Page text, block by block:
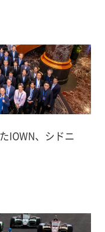
IOWN、シドニ